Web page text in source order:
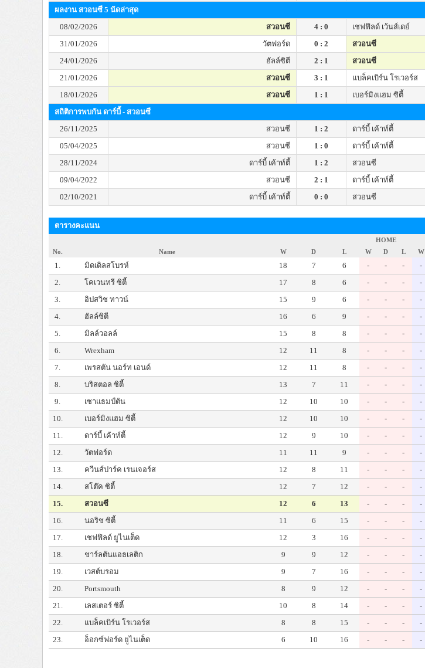
ผลงาน สวอนซี 5 นัดล่าสุด
08/02/2026
สวอนซี 4 : 0
เชฟฟิลด์ เว้นส์เดย์
31/01/2026
วัตฟอร์ด 0 : 2
สวอนซี
24/01/2026
ฮัลล์ซิตี 2 : 1
สวอนซี
21/01/2026
สวอนซี 3 : 1
แบล็คเบิร์น โรเวอร์ส
18/01/2026
สวอนซี 1 : 1
เบอร์มิงแฮม ซิตี้
สถิติการพบกัน ดาร์บี้ - สวอนซี
26/11/2025
สวอนซี 1 : 2
ดาร์บี้ เค้าท์ตี้
05/04/2025
สวอนซี 1 : 0
ดาร์บี้ เค้าท์ตี้
28/11/2024
ดาร์บี้ เค้าท์ตี้ 1 : 2
สวอนซี
09/04/2022
สวอนซี 2 : 1
ดาร์บี้ เค้าท์ตี้
02/10/2021
ดาร์บี้ เค้าท์ตี้ 0 : 0 สวอนซี
ตารางคะแนน
No. Name W D L
HOME
W D L W
1. มิดเดิลสโบรห์ 18 7 6 - - - -
2.
โคเวนทรี ซิตี้ 17 8 6 - - - -
3.
อิปสวิช ทาวน์ 15 9 6 - - - -
4.
ฮัลล์ซิตี 16 6 9 - - - -
5.
มิลล์วอลล์ 15 8 8 - - - -
6.
Wrexham 12 11 8 - - - -
7.
เพรสตัน นอร์ท เอนด์ 12 11 8 - - - -
8.
บริสตอล ซิตี้ 13 7 11 - - - -
9.
เซาแธมป์ตัน 12 10 10 - - - -
10.
เบอร์มิงแฮม ซิตี้ 12 10 10 - - - -
11.
ดาร์บี้ เค้าท์ตี้ 12 9 10 - - - -
12.
วัตฟอร์ด 11 11 9 - - - -
13.
ควีนส์ปาร์ค เรนเจอร์ส 12 8 11 - - - -
14.
สโต๊ค ซิตี้ 12 7 12 - - - -
15.
สวอนซี 12 6 13 - - - -
16.
นอริช ซิตี้ 11 6 15 - - - -
17.
เชฟฟิลด์ ยูไนเต็ด 12 3 16 - - - -
18.
ชาร์ลตันแอธเลติก 9 9 12 - - - -
19.
เวสต์บรอม 9 7 16 - - - -
20.
Portsmouth 8 9 12 - - - -
21.
เลสเตอร์ ซิตี้ 10 8 14 - - - -
22.
แบล็คเบิร์น โรเวอร์ส 8 8 15 - - - -
23.
อ็อกซ์ฟอร์ด ยูไนเต็ด 6 10 16 - - - -